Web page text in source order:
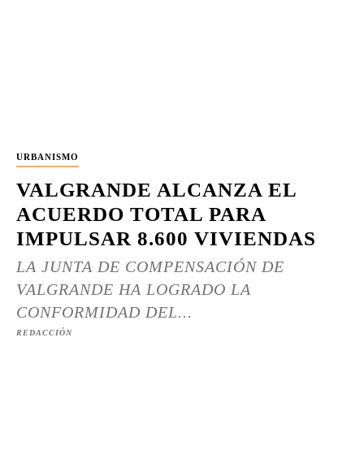
URBANISMO
VALGRANDE ALCANZA EL
ACUERDO TOTAL PARA
IMPULSAR 8.600 VIVIENDAS
LA JUNTA DE COMPENSACIÓN DE
VALGRANDE HA LOGRADO LA
CONFORMIDAD DEL...
REDACCIÓN